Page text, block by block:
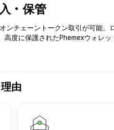
・保管
チェーントークン取引が可能。
度に保護されたPhemexウォレ
由